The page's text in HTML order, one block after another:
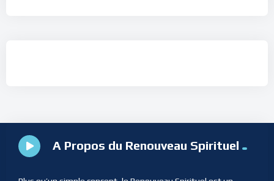
A Propos du Renouveau Spirituel